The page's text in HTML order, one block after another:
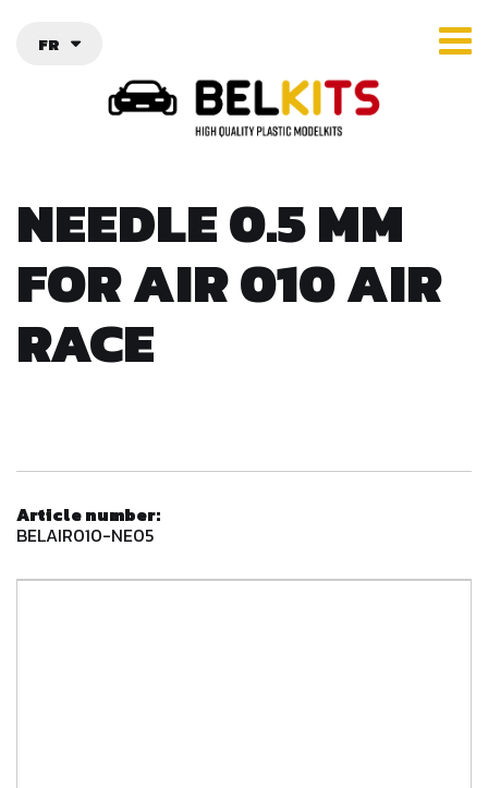
FR
NEEDLE 0.5 MM
FOR AIR 010 AIR
RACE
Article number:
BELAIR010-NE05